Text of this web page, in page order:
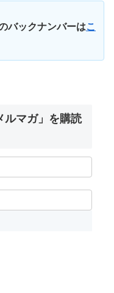
バックナンバーはこ
ルマガ」を購読